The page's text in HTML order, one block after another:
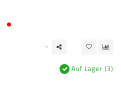
Auf Lager (3)